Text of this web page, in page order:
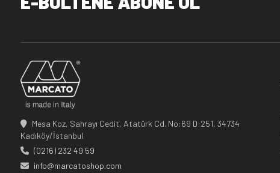
Mesa Koz, Sahrayı Cedit, Atatürk Cd. No:69 D:251, 34734
Kadıköy/İstanbul
(0216) 232 49 59
info@marcatoshop.com